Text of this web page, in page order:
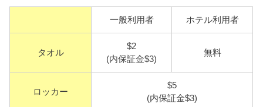
一般利用者 ホテル利用者
タオル
$2
(内保証金$3)
無料
ロッカー
$5
(内保証金$3)